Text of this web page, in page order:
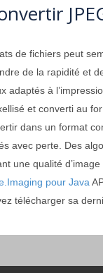
de fichiers peut
de la rapidité et
adaptés à
et converti au
dans un format
avec perte. Des
une qualité
pour Java
télécharger sa